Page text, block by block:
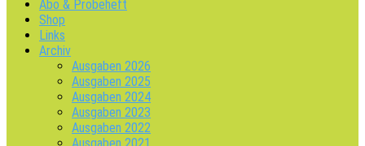
Abo & Probeheft
Shop
Links
Archiv
Ausgaben 2026
Ausgaben 2025
Ausgaben 2024
Ausgaben 2023
Ausgaben 2022